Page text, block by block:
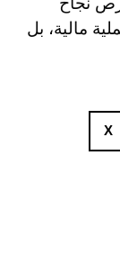
مالية، بل
X